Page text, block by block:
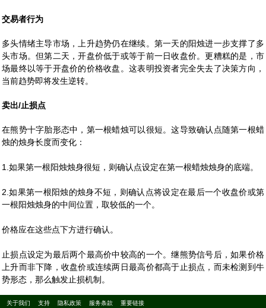
交易者行为
多头情绪主导市场，上升趋势仍在继续。第一天的阳烛进一步支撑了多
头市场。但第二天，开盘价低于或等于前一日收盘价。更糟糕的是，市
场最终以等于开盘价的价格收盘。这表明投资者完全失去了决策方向，
当前趋势即将发生逆转。
卖出/止损点
在熊势十字胎形态中，第一根蜡烛可以很短。这导致确认点随第一根蜡
烛的烛身长度而变化：
1.如果第一根阳烛烛身很短，则确认点设定在第一根蜡烛烛身的底端。
2.如果第一根阳烛的烛身不短，则确认点将设定在最后一个收盘价或第
一根阳烛烛身的中间位置，取较低的一个。
价格应在这些点下方进行确认。
止损点设定为最后两个最高价中较高的一个。继熊势信号后，如果价格
上升而非下降，收盘价或连续两日最高价都高于止损点，而未检测到牛
势形态，那么触发止损机制。
关于我们 支持 隐私政策 服务条款 重要链接